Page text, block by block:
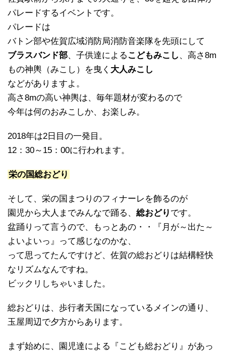
パレードするイベントです。
パレードは
バトン部や佐賀広域消防局消防音楽隊を先頭にして
ブラスバンド部、子供達による こどもみこし 、高さ8m
もの神輿（みこし）を曳く 大人みこし
などがありますよ。
高さ8mの高い神輿は、毎年題材が変わるので
今年は何のおみこしか、お楽しみ。
2018年は2日目の一発目。
12：30～15：00に行われます。
栄の国総おどり
そして、栄の国まつりのフィナーレを飾るのが
園児から大人までみんなで踊る、 総おどり です。
盆踊りって言うので、もっとあの・・『月が～出た～
よいよいっ』って感じなのかな、
って思ってたんですけど、佐賀の総おどりは結構軽快
なリズムなんですね。
ビックリしちゃいました。
総おどりは、歩行者天国になっているメインの通り、
玉屋周辺で夕方からあります。
まず始めに、園児達による『こども総おどり』があっ